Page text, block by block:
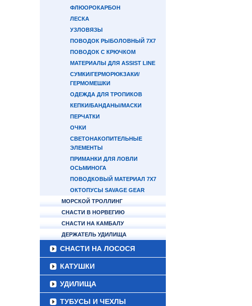
ФЛЮОРОКАРБОН
ЛЕСКА
УЗЛОВЯЗЫ
ПОВОДОК РЫБОЛОВНЫЙ 7Х7
ПОВОДОК С КРЮЧКОМ
МАТЕРИАЛЫ ДЛЯ ASSIST LINE
СУМКИ/ГЕРМОРЮКЗАКИ/
ГЕРМОМЕШКИ
ОДЕЖДА ДЛЯ ТРОПИКОВ
КЕПКИ/БАНДАНЫ/МАСКИ
ПЕРЧАТКИ
ОЧКИ
СВЕТОНАКОПИТЕЛЬНЫЕ
ЭЛЕМЕНТЫ
ПРИМАНКИ ДЛЯ ЛОВЛИ
ОСЬМИНОГА
ПОВОДКОВЫЙ МАТЕРИАЛ 7Х7
ОКТОПУСЫ SAVAGE GEAR
МОРСКОЙ ТРОЛЛИНГ
СНАСТИ В НОРВЕГИЮ
СНАСТИ НА КАМБАЛУ
ДЕРЖАТЕЛЬ УДИЛИЩА
СНАСТИ НА ЛОСОСЯ
КАТУШКИ
УДИЛИЩА
ТУБУСЫ И ЧЕХЛЫ